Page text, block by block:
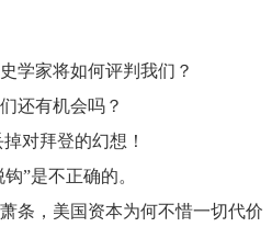
学家将如何评判我们？
还有机会吗？
对拜登的幻想！
”是不正确的。
条，美国资本为何不惜一切代价